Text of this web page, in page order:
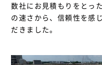
数社にお見積もりをとっ
の速さから、信頼性を感
だきました。